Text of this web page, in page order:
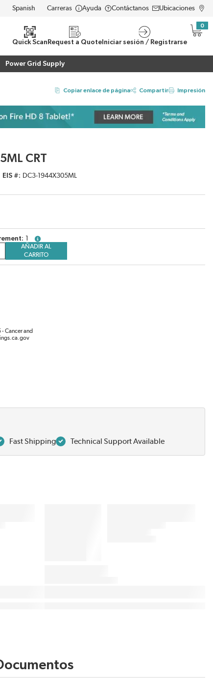
LANGUAGE
Carreras Ayuda Contáctanos Ubicaciones
Quick Scan Request a Quote Iniciar sesión / Registrarse
0
{0}
Power Grid Supply
Copiar enlace de página Compartir Impresión
CRT
EIS # DC3-1944X305ML
more info
AÑADIR AL
CARRITO
Cancer and
Fast Shipping Technical Support Available